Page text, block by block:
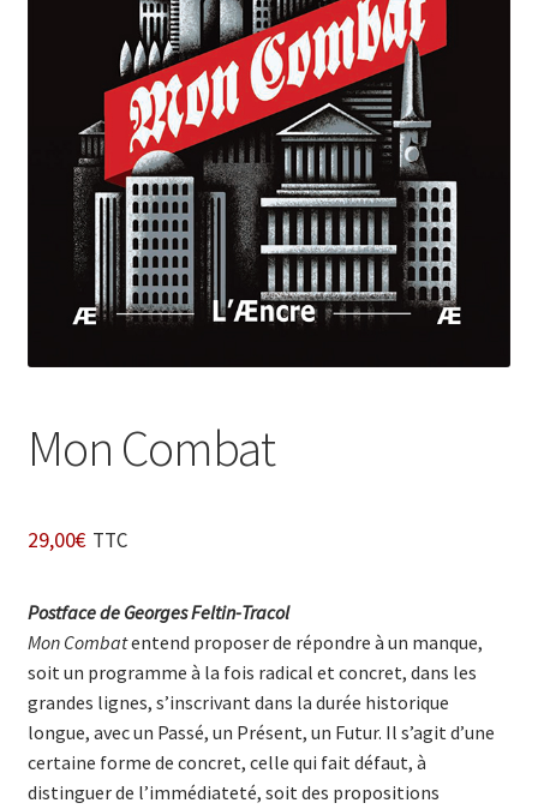
Login Customizer
Newsletter
Nous Contacter
Panier
Politique de confidentialité et cookies
Qui sommes-nous ?
Soutien à Philippe Randa
Mon Combat
29,00€ TTC
Postface de Georges Feltin-Tracol
Mon Combatentend proposer de répondre à un manque,
soit un programme à la fois radical et concret, dans les
grandes lignes, s’inscrivant dans la durée historique
longue, avec un Passé, un Présent, un Futur. Il s’agit d’une
certaine forme de concret, celle qui fait défaut, à
distinguer de l’immédiateté, soit des propositions